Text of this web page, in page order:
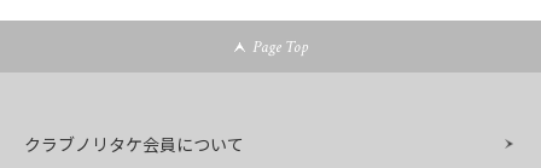
Page Top
クラブノリタケ会員について